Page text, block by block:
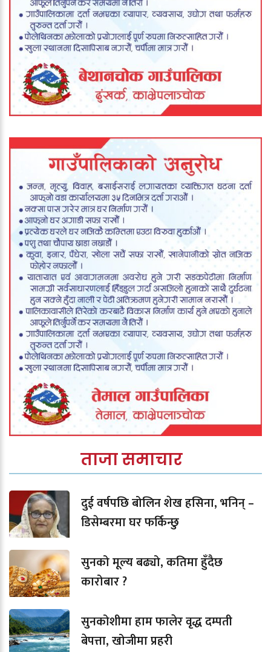
ताजा समाचार
दुई वर्षपछि बोलिन शेख हसिना, भनिन् –
डिसेम्बरमा घर फर्किन्छु
सुनको मूल्य बढ्यो, कतिमा हुँदैछ
कारोबार ?
सुनकोशीमा हाम फालेर वृद्ध दम्पती
बेपत्ता, खोजीमा प्रहरी